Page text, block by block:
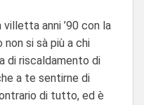
anni ’90 con la
si sà più a chi
di riscaldamento di
a te sentirne di
di tutto, ed è